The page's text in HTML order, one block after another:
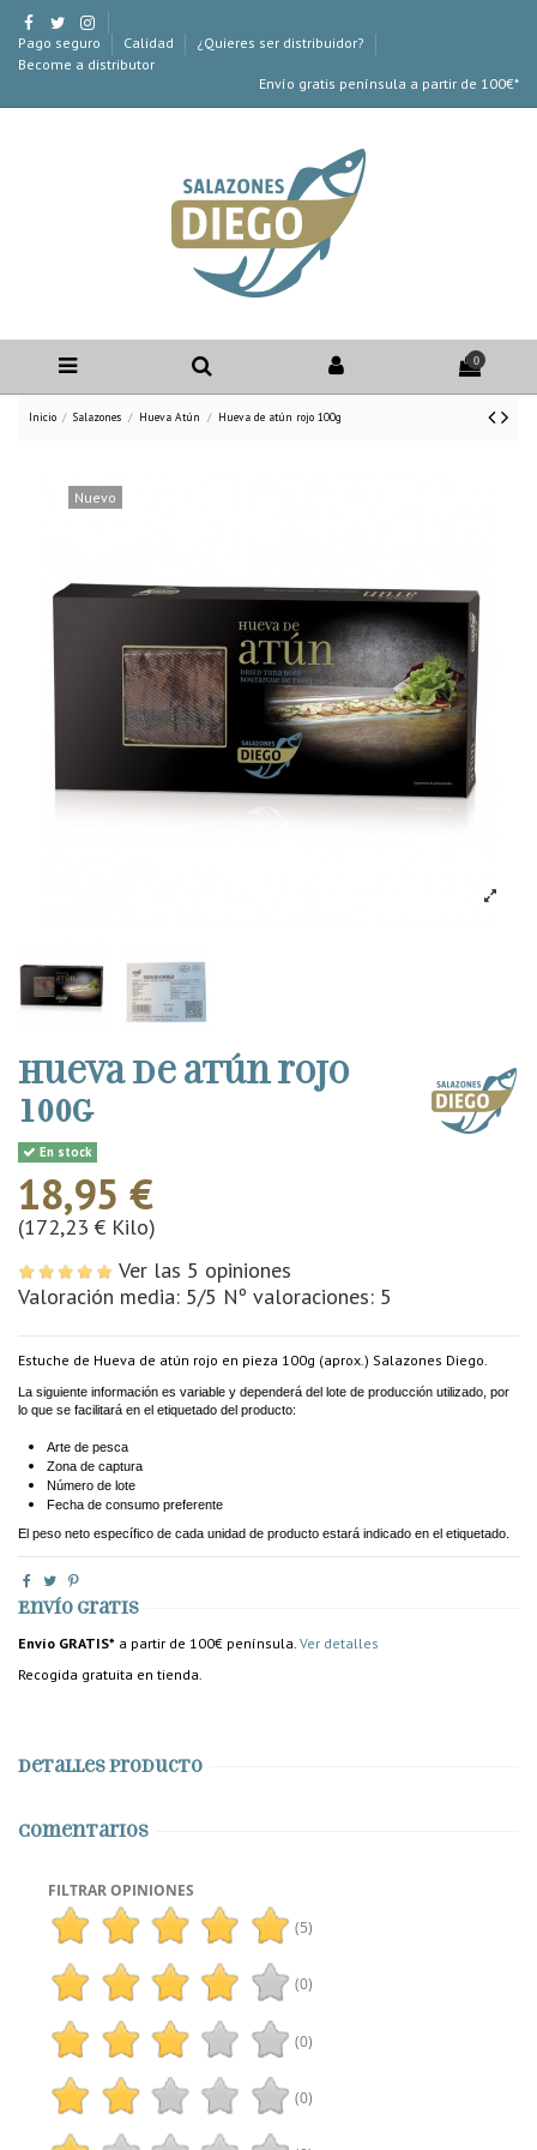
Pago seguro Calidad
¿Quieres ser distribuidor?
Become a distributor
Envío gratis península a partir de 100€*
0
Inicio Salazones Hueva Atún Hueva de atún rojo 100g
Nuevo
Hueva de atún rojo
100g
En stock
18,95 €
(172,23 € Kilo)
Ver las 5 opiniones
Valoración media: 5/5 Nº valoraciones: 5
Estuche de Hueva de atún rojo en pieza 100g (aprox.) Salazones Diego.
La siguiente información es variable y dependerá del lote de producción utilizado, por
lo que se facilitará en el etiquetado del producto:
Arte de pesca
Zona de captura
Número de lote
Fecha de consumo preferente
El peso neto específico de cada unidad de producto estará indicado en el etiquetado.
Envío gratis
Envío GRATIS* a partir de 100€ península. Ver detalles
Recogida gratuita en tienda.
Detalles producto
Comentarios
FILTRAR OPINIONES
(5)
(0)
(0)
(0)